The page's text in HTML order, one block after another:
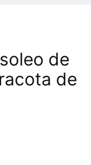
de
de